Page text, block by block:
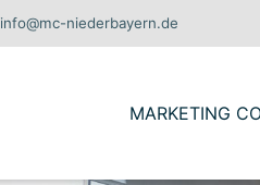
info@mc-niederbayern.de
MARKETING
VORSTAND